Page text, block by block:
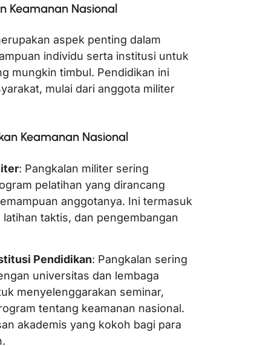
Keamanan Nasional
aspek penting dalam
individu serta institusi untuk
mungkin timbul. Pendidikan ini
mulai dari anggota militer
Keamanan Nasional
: Pangkalan militer sering
pelatihan yang dirancang
anggotanya. Ini termasuk
taktis, dan pengembangan
Pendidikan: Pangkalan sering
universitas dan lembaga
menyelenggarakan seminar,
tentang keamanan nasional.
akademis yang kokoh bagi para